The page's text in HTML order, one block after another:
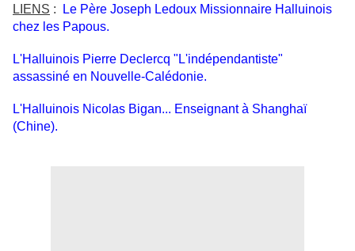
LIENS :
Le Père Joseph Ledoux Missionnaire Halluinois
chez les Papous.
L'Halluinois Pierre Declercq "L'indépendantiste"
assassiné en Nouvelle-Calédonie.
L'Halluinois Nicolas Bigan... Enseignant à Shanghaï
(Chine).